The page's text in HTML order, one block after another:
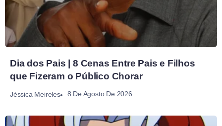
Dia dos Pais | 8 Cenas Entre Pais e Filhos
que Fizeram o Público Chorar
Jéssica Meireles 8 De Agosto De 2026